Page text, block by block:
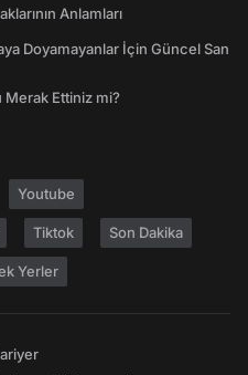
Anlamları
Doyamayanlar İçin Güncel San
Ettiniz mi?
Youtube
Tiktok Son Dakika
Yerler